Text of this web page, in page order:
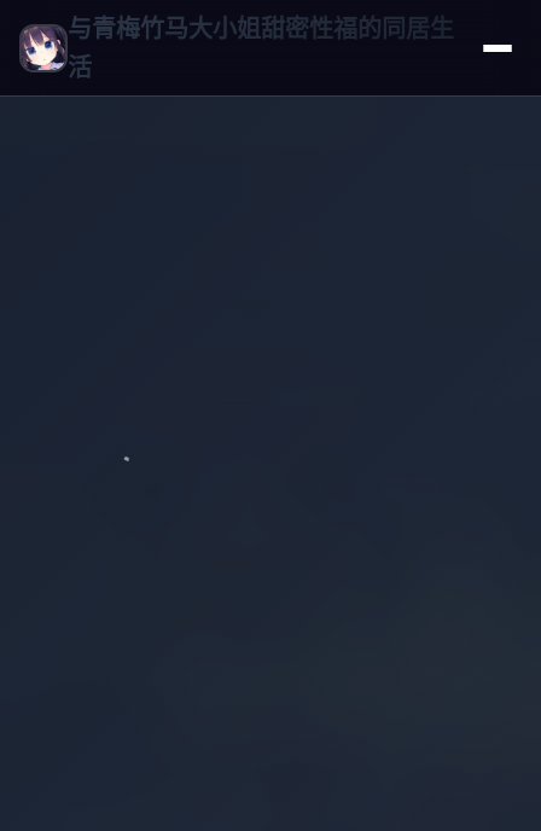
与青梅竹马大小姐甜密性福的同居生
活